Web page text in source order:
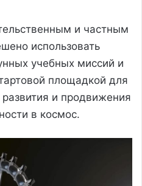
и частным
использовать
учебных миссий и
площадкой для
и продвижения
в космос.